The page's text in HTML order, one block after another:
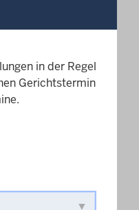
in der Regel
Gerichtstermin